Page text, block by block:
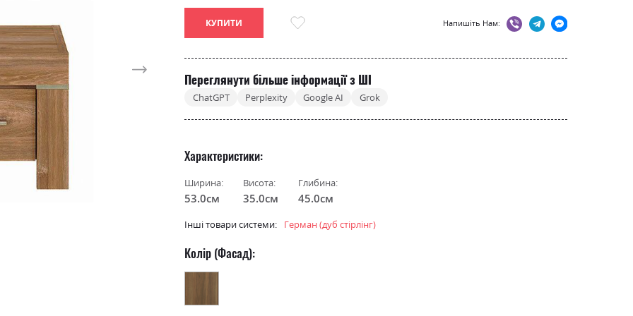
КУПИТИ Напишіть Нам:
Переглянути більше інформації з ШІ
ChatGPT Perplexity Google AI Grok
Характеристики
Ширина:
53.0см
Висота:
35.0см
Глибина:
45.0см
Інші товари системи: Герман (дуб стірлінг)
Колір (Фасад):